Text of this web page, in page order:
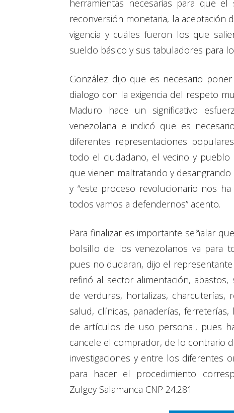
herramientas necesarias para que
reconversión monetaria, la
vigencia y cuáles fueron los que
sueldo básico y sus tabuladores para
González dijo que es necesario
dialogo con la exigencia del respeto
Maduro hace un significativo
venezolana e indicó que es
diferentes representaciones
todo el ciudadano, el vecino y
que vienen maltratando y
y “este proceso revolucionario nos
todos vamos a defendernos” acento.
Para finalizar es importante señalar
bolsillo de los venezolanos va para
pues no dudaran, dijo el
refirió al sector alimentación,
de verduras, hortalizas, charcuterías,
salud, clínicas, panaderías,
de artículos de uso personal, pues
cancele el comprador, de lo contrario
investigaciones y entre los diferentes
para hacer el procedimiento
Zulgey Salamanca CNP 24.281